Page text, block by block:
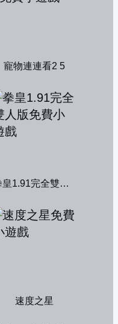
寵物連連看2 5
拳皇1.91完全雙人版
速度之星